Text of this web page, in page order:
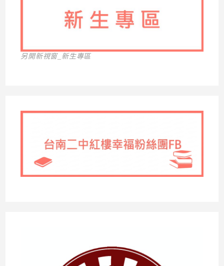
另開新視窗_新生專區